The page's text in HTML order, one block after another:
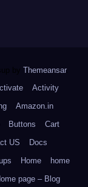
by Themeansar.
Activity
Amazon.in
Buttons
Cart
US
Docs
Home
home
page – Blog